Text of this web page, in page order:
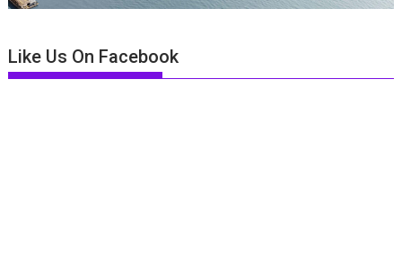
Like Us On Facebook